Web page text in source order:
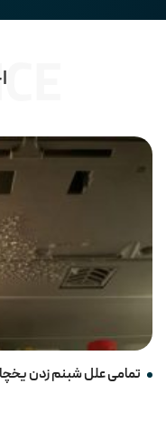
Home
تمامی علل شبنم زدن یخچال، 6 راه‌حل برای تعمیر